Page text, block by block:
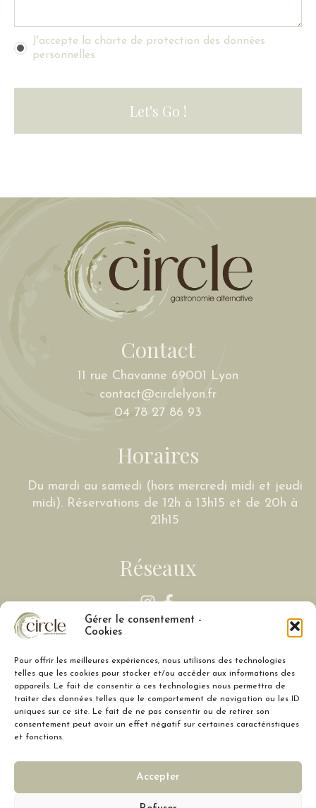
Gérer le consentement -
Cookies
Pour offrir les meilleures expériences, nous utilisons des technologies
telles que les cookies pour stocker et/ou accéder aux informations des
appareils. Le fait de consentir à ces technologies nous permettra de
traiter des données telles que le comportement de navigation ou les ID
uniques sur ce site. Le fait de ne pas consentir ou de retirer son
consentement peut avoir un effet négatif sur certaines caractéristiques
et fonctions.
Accepter
J'accepte la charte de protection des données
personnelles
Let's Go !
Contact
11 rue Chavanne 69001 Lyon
contact@circlelyon.fr
04 78 27 86 93
Horaires
Du mardi au samedi (hors mercredi midi et jeudi
midi). Réservations de 12h à 13h15 et de 20h à
21h15
Réseaux
Liens
ACCUEIL
PRÉSENTATION
MENU
CONTACT